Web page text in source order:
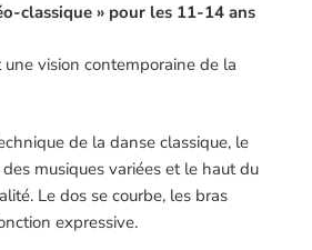
classique » pour les 11-14 ans
vision contemporaine de la
de la danse classique, le
musiques variées et le haut du
Le dos se courbe, les bras
expressive.